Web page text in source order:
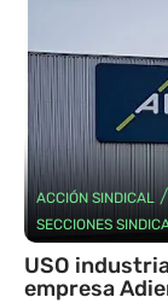
ACCIÓN SINDICAL /
SECCIONES
USO
empresa